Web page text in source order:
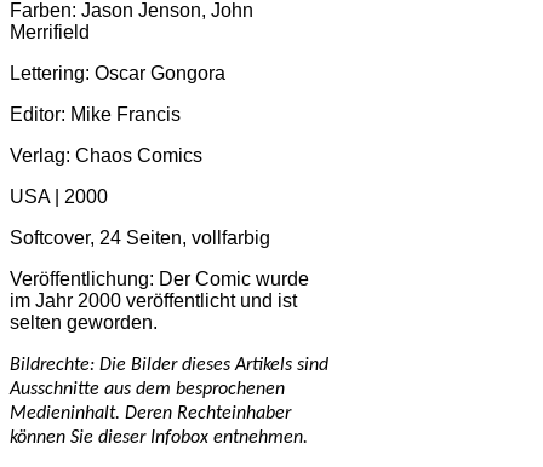
Farben: Jason Jenson, John
Merrifield
Lettering: Oscar Gongora
Editor: Mike Francis
Verlag: Chaos Comics
USA | 2000
Softcover, 24 Seiten, vollfarbig
Veröffentlichung: Der Comic wurde
im Jahr 2000 veröffentlicht und ist
selten geworden.
Bildrechte: Die Bilder dieses Artikels sind
Ausschnitte aus dem besprochenen
Medieninhalt. Deren Rechteinhaber
können Sie dieser Infobox entnehmen.